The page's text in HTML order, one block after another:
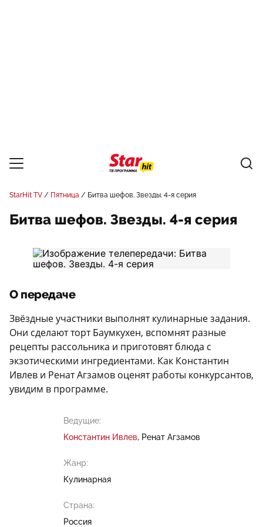
StarHit TV Пятница Битва шефов. Звезды. 4-я серия
Битва шефов. Звезды. 4-я серия
О передаче
Звёздные участники выполнят кулинарные задания.
Они сделают торт Баумкухен, вспомнят разные
рецепты рассольника и приготовят блюда с
экзотическими ингредиентами. Как Константин
Ивлев и Ренат Агзамов оценят работы конкурсантов,
увидим в программе.
Ведущие:
Константин Ивлев
Ренат Агзамов
Жанр:
Кулинарная
Страна:
Россия